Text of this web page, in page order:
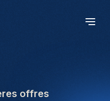
offres